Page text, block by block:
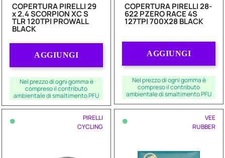
COPERTURA PIRELLI 29
x 2.4 SCORPION XC S
TLR 120TPI PROWALL
BLACK
AGGIUNGI
Nel prezzo di ogni gomma è
compreso il contributo
ambientale di smaltimento PFU
COPERTURA PIRELLI 28-
622 PZERO RACE 4S
127TPI 700X28 BLACK
AGGIUNGI
Nel prezzo di ogni gomma è
compreso il contributo
ambientale di smaltimento PFU
•
PIRELLI
CYCLING
•
VEE
RUBBER